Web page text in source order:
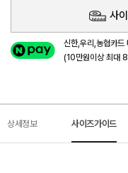
사
신한,우리,농협카드
(10만원이상 최
상세정보 사이즈가이드